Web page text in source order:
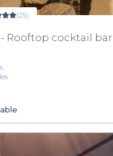
(25)
Rooftop cocktail bar